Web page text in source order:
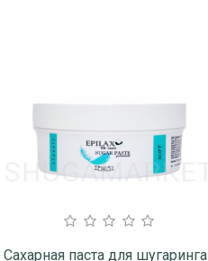
Сахарная паста для шугаринга